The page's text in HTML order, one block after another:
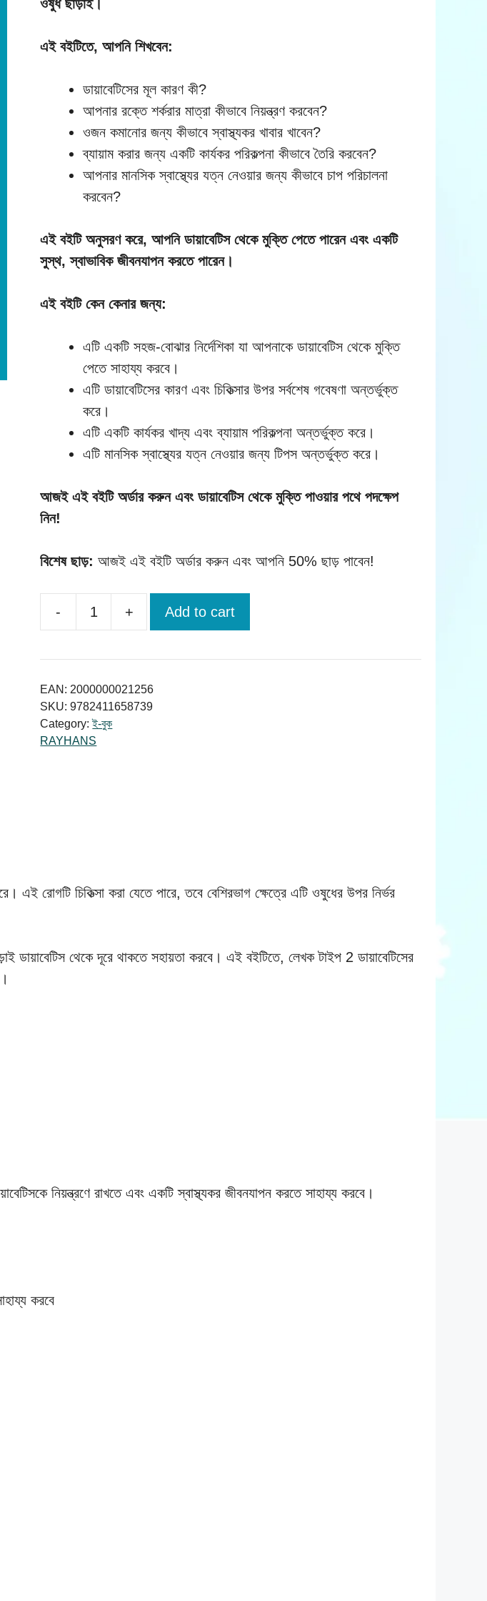
ওষুধ ছাড়াই।
এই বইটিতে, আপনি শিখবেন:
ডায়াবেটিসের মূল কারণ কী?
আপনার রক্তে শর্করার মাত্রা কীভাবে নিয়ন্ত্রণ করবেন?
ওজন কমানোর জন্য কীভাবে স্বাস্থ্যকর খাবার খাবেন?
ব্যায়াম করার জন্য একটি কার্যকর পরিকল্পনা কীভাবে তৈরি করবেন?
আপনার মানসিক স্বাস্থ্যের যত্ন নেওয়ার জন্য কীভাবে চাপ পরিচালনা
করবেন?
এই বইটি অনুসরণ করে, আপনি ডায়াবেটিস থেকে মুক্তি পেতে পারেন এবং একটি
সুস্থ, স্বাভাবিক জীবনযাপন করতে পারেন।
এই বইটি কেন কেনার জন্য:
এটি একটি সহজ-বোঝার নির্দেশিকা যা আপনাকে ডায়াবেটিস থেকে মুক্তি
পেতে সাহায্য করবে।
এটি ডায়াবেটিসের কারণ এবং চিকিত্সার উপর সর্বশেষ গবেষণা অন্তর্ভুক্ত
করে।
এটি একটি কার্যকর খাদ্য এবং ব্যায়াম পরিকল্পনা অন্তর্ভুক্ত করে।
এটি মানসিক স্বাস্থ্যের যত্ন নেওয়ার জন্য টিপস অন্তর্ভুক্ত করে।
আজই এই বইটি অর্ডার করুন এবং ডায়াবেটিস থেকে মুক্তি পাওয়ার পথে পদক্ষেপ
নিন!
বিশেষ ছাড়: আজই এই বইটি অর্ডার করুন এবং আপনি 50% ছাড় পাবেন!
-
ডায়াবেটিস
থেকে
চিরতরে
মুক্তি
পান
+ Add to cart
EAN: 2000000021256
SKU:9782411658739
Category:ই-বুক
RAYHANS
এই রোগটি চিকিত্সা করা যেতে পারে, তবে বেশিরভাগ ক্ষেত্রে এটি ওষুধের উপর নির্ভর
থেকে দূরে থাকতে সহায়তা করবে। এই বইটিতে, লেখক টাইপ 2 ডায়াবেটিসের
নিয়ন্ত্রণে রাখতে এবং একটি স্বাস্থ্যকর জীবনযাপন করতে সাহায্য করবে।
করবে